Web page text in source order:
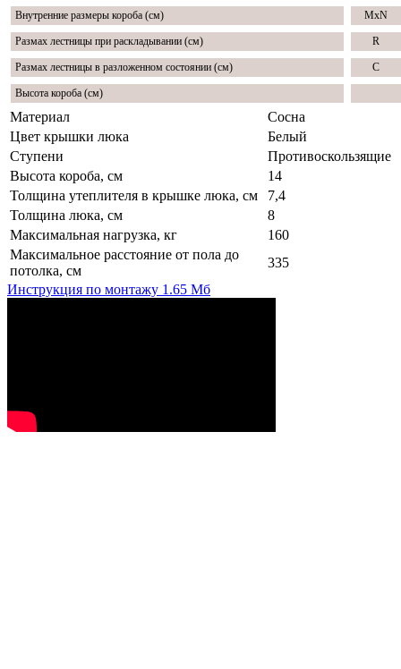
Внутренние размеры короба (см) MxN
Размах лестницы при раскладывании (см) R
Размах лестницы в разложенном состоянии (см) C
Высота короба (см)
Материал
Сосна
Цвет крышки люка
Белый
Ступени
Противоскользящие
Высота короба, см
14
Толщина утеплителя в крышке люка, см
7,4
Толщина люка, см
8
Максимальная нагрузка, кг
160
Максимальное расстояние от пола до
потолка, см
335
Инструкция по монтажу 1.65 Мб